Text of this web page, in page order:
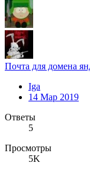
Почта для домена
Iga
14 Мар 2019
Ответы
5
Просмотры
5K